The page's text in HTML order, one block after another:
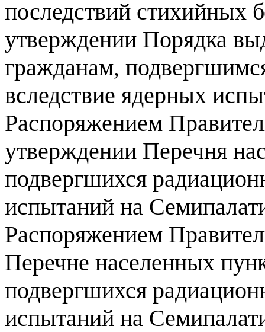
последствий стихийных
утверждении Порядка
гражданам,
вследствие ядерных
Распоряжением
утверждении Перечня
подвергшихся
испытаний на
Распоряжением
Перечне населенных
подвергшихся
испытаний на